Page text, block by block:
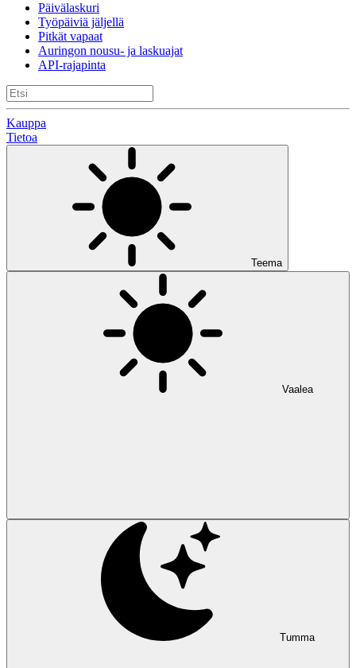
Päivälaskuri
Työpäiviä jäljellä
Pitkät vapaat
Auringon nousu- ja laskuajat
API-rajapinta
Kauppa
Tietoa
Teema
Vaalea
Tumma